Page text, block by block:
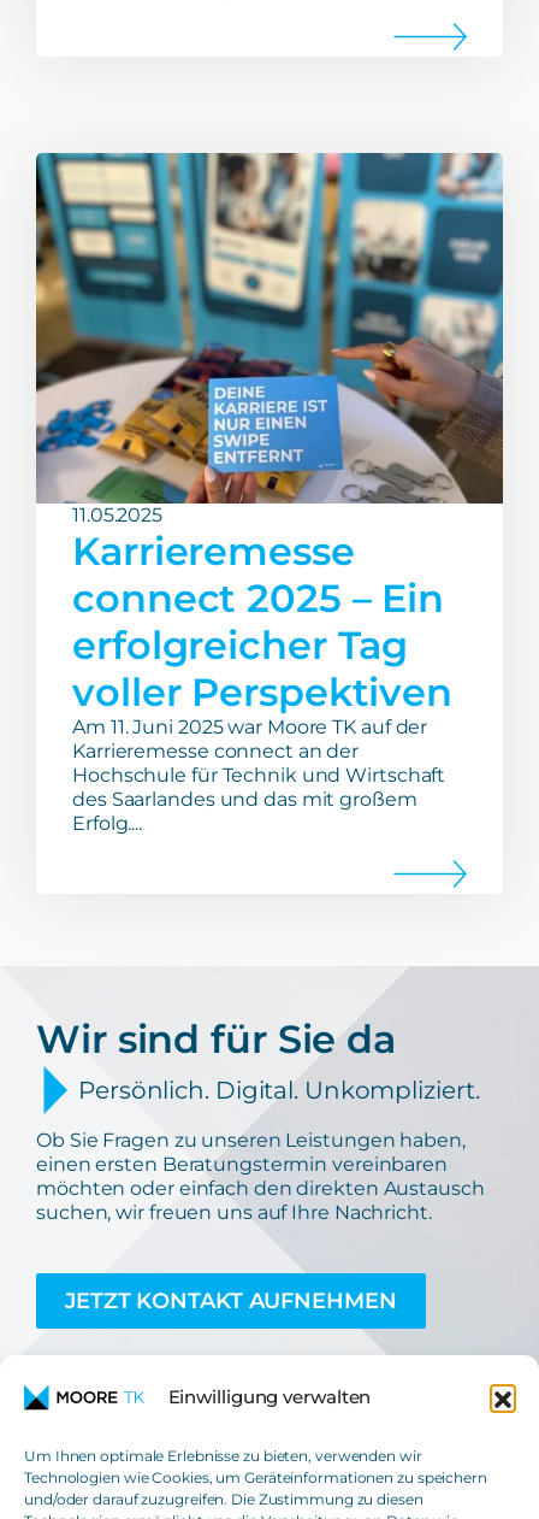
Einwilligung verwalten
Um Ihnen optimale Erlebnisse zu bieten, verwenden wir
Technologien wie Cookies, um Geräteinformationen zu speichern
und/oder darauf zuzugreifen. Die Zustimmung zu diesen
11.05.2025
Karrieremesse
connect 2025 – Ein
erfolgreicher Tag
voller Perspektiven
Am 11. Juni 2025 war Moore TK auf der
Karrieremesse connect an der
Hochschule für Technik und Wirtschaft
des Saarlandes und das mit großem
Erfolg....
Wir sind für Sie da
Persönlich. Digital. Unkompliziert.
Ob Sie Fragen zu unseren Leistungen haben,
einen ersten Beratungstermin vereinbaren
möchten oder einfach den direkten Austausch
suchen, wir freuen uns auf Ihre Nachricht.
JETZT KONTAKT AUFNEHMEN
Moore TK GmbH